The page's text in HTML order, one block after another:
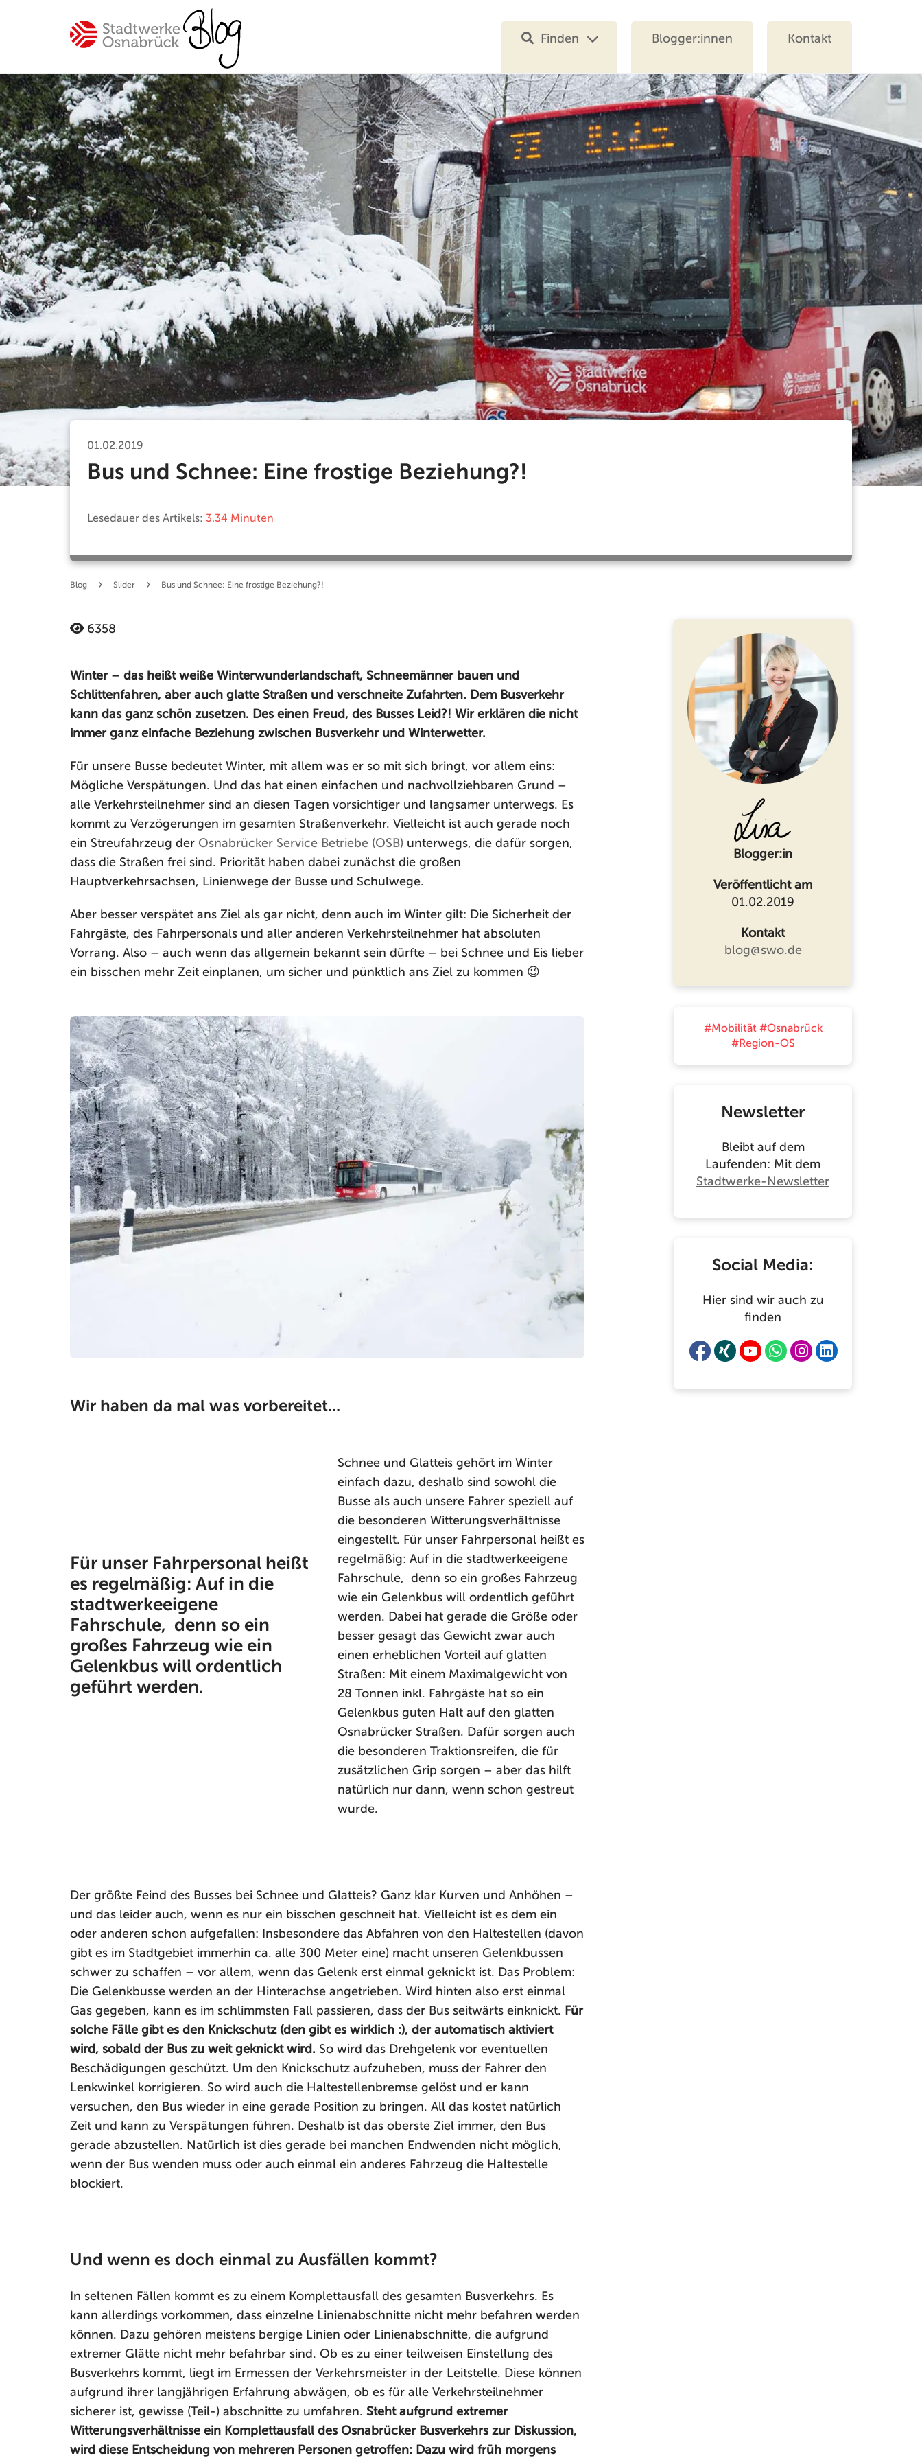
Finden
Spannende Einblicke in unser
Unternehmen Stadtwerke
Osnabrück
Beliebte Themen
#Osnabrück #Mitarbeiter #SWO-NETZ
#Energie #Mobilität #Trinkwasser #Hilfe
#Versorgung
Ihre Suche
Blogger:innen Kontakt
01.02.2019
Bus und Schnee: Eine frostige Beziehung?!
Lesedauer des Artikels: 3.34 Minuten
Blog › Slider › Bus und Schnee: Eine frostige Beziehung?!
6358
Winter – das heißt weiße Winterwunderlandschaft, Schneemänner bauen und
Schlittenfahren, aber auch glatte Straßen und verschneite Zufahrten. Dem Busverkehr
kann das ganz schön zusetzen. Des einen Freud, des Busses Leid?! Wir erklären die nicht
immer ganz einfache Beziehung zwischen Busverkehr und Winterwetter.
Für unsere Busse bedeutet Winter, mit allem was er so mit sich bringt, vor allem eins:
Mögliche Verspätungen. Und das hat einen einfachen und nachvollziehbaren Grund –
alle Verkehrsteilnehmer sind an diesen Tagen vorsichtiger und langsamer unterwegs. Es
kommt zu Verzögerungen im gesamten Straßenverkehr. Vielleicht ist auch gerade noch
ein Streufahrzeug der Osnabrücker Service Betriebe (OSB) unterwegs, die dafür sorgen,
dass die Straßen frei sind. Priorität haben dabei zunächst die großen
Hauptverkehrsachsen, Linienwege der Busse und Schulwege.
Aber besser verspätet ans Ziel als gar nicht, denn auch im Winter gilt: Die Sicherheit der
Fahrgäste, des Fahrpersonals und aller anderen Verkehrsteilnehmer hat absoluten
Vorrang. Also – auch wenn das allgemein bekannt sein dürfte – bei Schnee und Eis lieber
ein bisschen mehr Zeit einplanen, um sicher und pünktlich ans Ziel zu kommen 😉
Wir haben da mal was vorbereitet...
Für unser Fahrpersonal heißt
es regelmäßig: Auf in die
stadtwerkeeigene
Fahrschule, denn so ein
großes Fahrzeug wie ein
Gelenkbus will ordentlich
geführt werden.
Schnee und Glatteis gehört im Winter
einfach dazu, deshalb sind sowohl die
Busse als auch unsere Fahrer speziell auf
die besonderen Witterungsverhältnisse
eingestellt. Für unser Fahrpersonal heißt es
regelmäßig: Auf in die stadtwerkeeigene
Fahrschule, denn so ein großes Fahrzeug
wie ein Gelenkbus will ordentlich geführt
werden. Dabei hat gerade die Größe oder
besser gesagt das Gewicht zwar auch
einen erheblichen Vorteil auf glatten
Straßen: Mit einem Maximalgewicht von
28 Tonnen inkl. Fahrgäste hat so ein
Gelenkbus guten Halt auf den glatten
Osnabrücker Straßen. Dafür sorgen auch
die besonderen Traktionsreifen, die für
zusätzlichen Grip sorgen – aber das hilft
natürlich nur dann, wenn schon gestreut
wurde.
Der größte Feind des Busses bei Schnee und Glatteis? Ganz klar Kurven und Anhöhen –
und das leider auch, wenn es nur ein bisschen geschneit hat. Vielleicht ist es dem ein
oder anderen schon aufgefallen: Insbesondere das Abfahren von den Haltestellen (davon
gibt es im Stadtgebiet immerhin ca. alle 300 Meter eine) macht unseren Gelenkbussen
schwer zu schaffen – vor allem, wenn das Gelenk erst einmal geknickt ist. Das Problem:
Die Gelenkbusse werden an der Hinterachse angetrieben. Wird hinten also erst einmal
Gas gegeben, kann es im schlimmsten Fall passieren, dass der Bus seitwärts einknickt. Für
solche Fälle gibt es den Knickschutz (den gibt es wirklich :), der automatisch aktiviert
wird, sobald der Bus zu weit geknickt wird. So wird das Drehgelenk vor eventuellen
Beschädigungen geschützt. Um den Knickschutz aufzuheben, muss der Fahrer den
Lenkwinkel korrigieren. So wird auch die Haltestellenbremse gelöst und er kann
versuchen, den Bus wieder in eine gerade Position zu bringen. All das kostet natürlich
Zeit und kann zu Verspätungen führen. Deshalb ist das oberste Ziel immer, den Bus
gerade abzustellen. Natürlich ist dies gerade bei manchen Endwenden nicht möglich,
wenn der Bus wenden muss oder auch einmal ein anderes Fahrzeug die Haltestelle
blockiert.
Und wenn es doch einmal zu Ausfällen kommt?
In seltenen Fällen kommt es zu einem Komplettausfall des gesamten Busverkehrs. Es
kann allerdings vorkommen, dass einzelne Linienabschnitte nicht mehr befahren werden
können. Dazu gehören meistens bergige Linien oder Linienabschnitte, die aufgrund
extremer Glätte nicht mehr befahrbar sind. Ob es zu einer teilweisen Einstellung des
Busverkehrs kommt, liegt im Ermessen der Verkehrsmeister in der Leitstelle. Diese können
aufgrund ihrer langjährigen Erfahrung abwägen, ob es für alle Verkehrsteilnehmer
sicherer ist, gewisse (Teil-) abschnitte zu umfahren. Steht aufgrund extremer
Witterungsverhältnisse ein Komplettausfall des Osnabrücker Busverkehrs zur Diskussion,
wird diese Entscheidung von mehreren Personen getroffen: Dazu wird früh morgens
Blogger:in
Veröffentlicht am
01.02.2019
Kontakt
blog@swo.de
#Mobilität #Osnabrück
#Region-OS
Newsletter
Bleibt auf dem
Laufenden: Mit dem
Stadtwerke-Newsletter
Social Media:
Hier sind wir auch zu
finden